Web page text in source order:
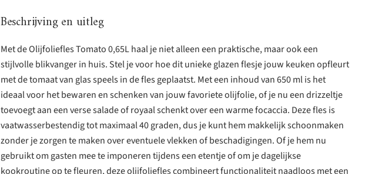
Beschrijving en uitleg
Met de Olijfoliefles Tomato 0,65L haal je niet alleen een praktische, maar ook een
stijlvolle blikvanger in huis. Stel je voor hoe dit unieke glazen flesje jouw keuken opfleurt
met de tomaat van glas speels in de fles geplaatst. Met een inhoud van 650 ml is het
ideaal voor het bewaren en schenken van jouw favoriete olijfolie, of je nu een drizzeltje
toevoegt aan een verse salade of royaal schenkt over een warme focaccia. Deze fles is
vaatwasserbestendig tot maximaal 40 graden, dus je kunt hem makkelijk schoonmaken
zonder je zorgen te maken over eventuele vlekken of beschadigingen. Of je hem nu
gebruikt om gasten mee te imponeren tijdens een etentje of om je dagelijkse
kookroutine op te fleuren, deze olijfoliefles combineert functionaliteit naadloos met een